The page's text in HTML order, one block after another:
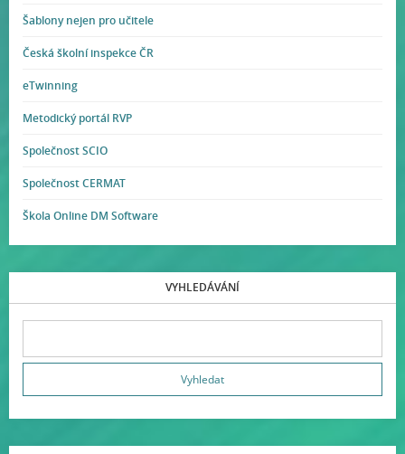
Šablony nejen pro učitele
Česká školní inspekce ČR
eTwinning
Metodický portál RVP
Společnost SCIO
Společnost CERMAT
Škola Online DM Software
VYHLEDÁVÁNÍ